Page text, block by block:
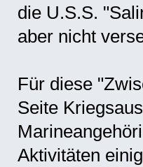
die U.S.S.
aber nicht
Für diese
Seite
Aktivitäten